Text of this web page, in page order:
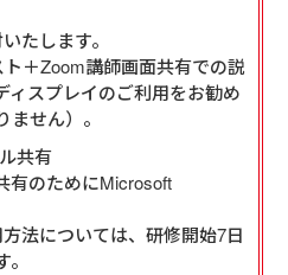
たします。
＋Zoom講師画面共有での説
ィスプレイのご利用をお勧め
せん）。
共有
有のためにMicrosoft
法については、研修開始7日